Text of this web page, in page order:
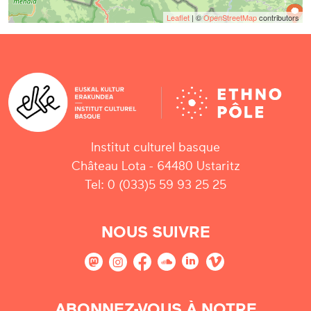
Leaflet | ©OpenStreetMapcontributors
Institut culturel basque
Château Lota - 64480 Ustaritz
Tel: 0 (033)5 59 93 25 25
NOUS SUIVRE